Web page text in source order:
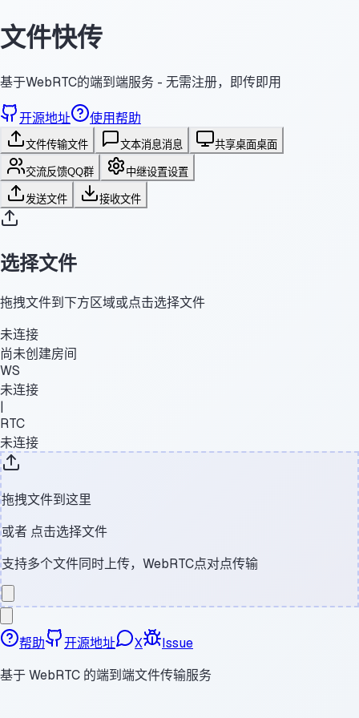
文件快传
基于WebRTC的端到端服务 - 无需注册，即传即用
开源地址 使用帮助
文件传输文件 文本消息消息 共享桌面桌面
交流反馈QQ群 中继设置设置
发送文件 接收文件
选择文件
拖拽文件到下方区域或点击选择文件
未连接
尚未创建房间
WS
未连接
|
RTC
未连接
拖拽文件到这里
或者 点击选择文件
支持多个文件同时上传，WebRTC点对点传输
帮助 开源地址 X
Issue
基于 WebRTC 的端到端文件传输服务